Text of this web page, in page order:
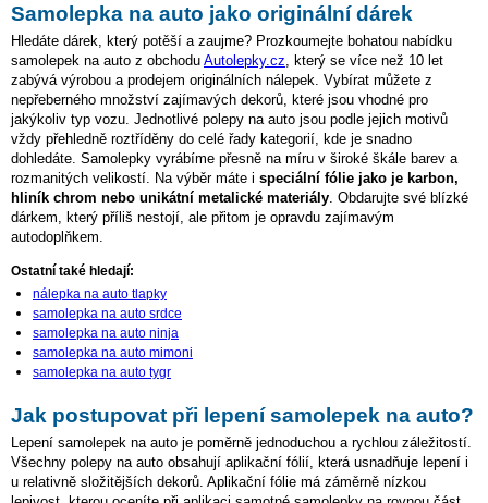
Samolepka na auto jako originální dárek
Hledáte dárek, který potěší a zaujme? Prozkoumejte bohatou nabídku
samolepek na auto z obchodu Autolepky.cz , který se více než 10 let
zabývá výrobou a prodejem originálních nálepek. Vybírat můžete z
nepřeberného množství zajímavých dekorů, které jsou vhodné pro
jakýkoliv typ vozu. Jednotlivé polepy na auto jsou podle jejich motivů
vždy přehledně roztříděny do celé řady kategorií, kde je snadno
dohledáte. Samolepky vyrábíme přesně na míru v široké škále barev a
rozmanitých velikostí. Na výběr máte i speciální fólie jako je karbon,
hliník chrom nebo unikátní metalické materiály . Obdarujte své blízké
dárkem, který příliš nestojí, ale přitom je opravdu zajímavým
autodoplňkem.
Ostatní také hledají:
nálepka na auto tlapky
samolepka na auto srdce
samolepka na auto ninja
samolepka na auto mimoni
samolepka na auto tygr
Jak postupovat při lepení samolepek na auto?
Lepení samolepek na auto je poměrně jednoduchou a rychlou záležitostí.
Všechny polepy na auto obsahují aplikační fólií, která usnadňuje lepení i
u relativně složitějších dekorů. Aplikační fólie má záměrně nízkou